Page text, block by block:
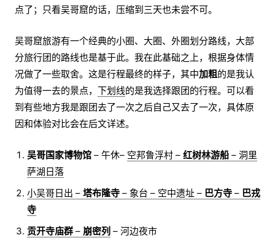
点了；只看吴哥窟的话，压缩到三天也未尝不可。
吴哥窟旅游有一个经典的小圈、大圈、外圈划分路线，大部
分旅行团的路线也是基于此。我在此基础之上，根据身体情
况做了一些取舍。这是行程最终的样子，其中加粗的是我认
为值得一去的景点， 下划线的是我选择跟团的行程。可以看
到有些地方我是跟团去了一次之后自己又去了一次，具体原
因和体验对比会在后文详述。
吴哥国家博物馆 – 午休– 空邦鲁浮村 – 红树林游船 – 洞里
萨湖日落
小吴哥日出 – 塔布隆寺 – 象台 – 空中遗址 – 巴方寺 – 巴戎
寺
贡开寺庙群 – 崩密列 – 河边夜市